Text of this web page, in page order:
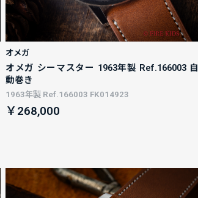
オメガ
オメガ シーマスター 1963年製 Ref.166003 自
動巻き
1963年製 Ref.166003 FK014923
￥268,000